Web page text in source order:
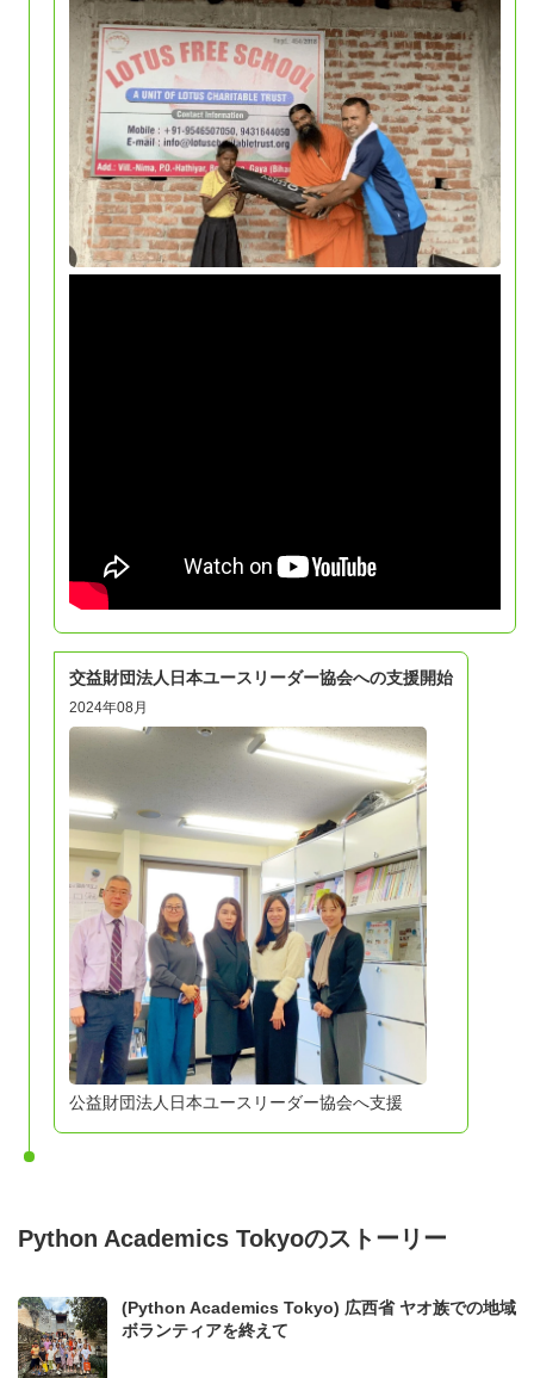
交益財団法人日本ユースリーダー協会への支援開始
2024年08月
公益財団法人日本ユースリーダー協会へ支援
Python Academics Tokyoのストーリー
(Python Academics Tokyo) 広西省 ヤオ族での地域
ボランティアを終えて